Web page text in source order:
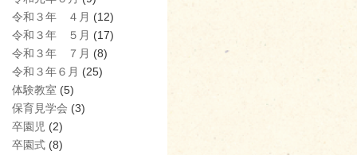
令和３年 ４月 (12)
令和３年 ５月 (17)
令和３年 ７月 (8)
令和３年６月 (25)
体験教室 (5)
保育見学会 (3)
卒園児 (2)
卒園式 (8)